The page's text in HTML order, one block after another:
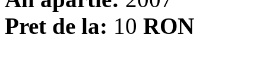
Pret de la: 10 RON